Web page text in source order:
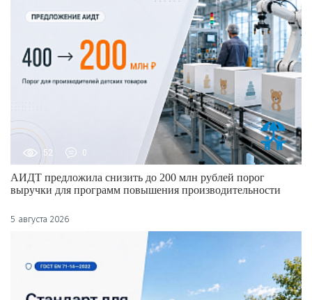
52 0
АИДТ предложила снизить до 200 млн рублей порог
выручки для программ повышения производительности
5 августа 2026